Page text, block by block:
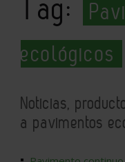
Tag:
ecológicos
Noticias,
a pavimentos